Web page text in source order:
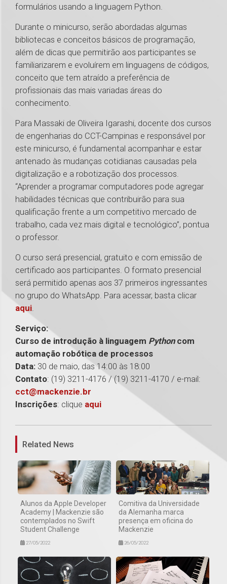
formulários usando a linguagem Python.
Durante o minicurso, serão abordadas algumas
bibliotecas e conceitos básicos de programação,
além de dicas que permitirão aos participantes se
familiarizarem e evoluírem em linguagens de códigos,
conceito que tem atraído a preferência de
profissionais das mais variadas áreas do
conhecimento.
Para Massaki de Oliveira Igarashi, docente dos cursos
de engenharias do CCT-Campinas e responsável por
este minicurso, é fundamental acompanhar e estar
antenado às mudanças cotidianas causadas pela
digitalização e a robotização dos processos.
“Aprender a programar computadores pode agregar
habilidades técnicas que contribuirão para sua
qualificação frente a um competitivo mercado de
trabalho, cada vez mais digital e tecnológico”, pontua
o professor.
O curso será presencial, gratuito e com emissão de
certificado aos participantes. O formato presencial
será permitido apenas aos 37 primeiros ingressantes
no grupo do WhatsApp. Para acessar, basta clicar
aqui.
Serviço:
Curso de introdução à linguagem Python com
automação robótica de processos
Data: 30 de maio, das 14:00 às 18:00
Contato: (19) 3211-4176 / (19) 3211-4170 / e-mail:
cct@mackenzie.br
Inscrições: clique aqui
Related News
Alunos da Apple Developer
Academy | Mackenzie são
contemplados no Swift
Student Challenge
27/05/2022
Comitiva da Universidade
da Alemanha marca
presença em oficina do
Mackenzie
26/05/2022